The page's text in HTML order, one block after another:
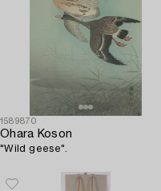
1589870
Ohara Koson
"Wild geese".